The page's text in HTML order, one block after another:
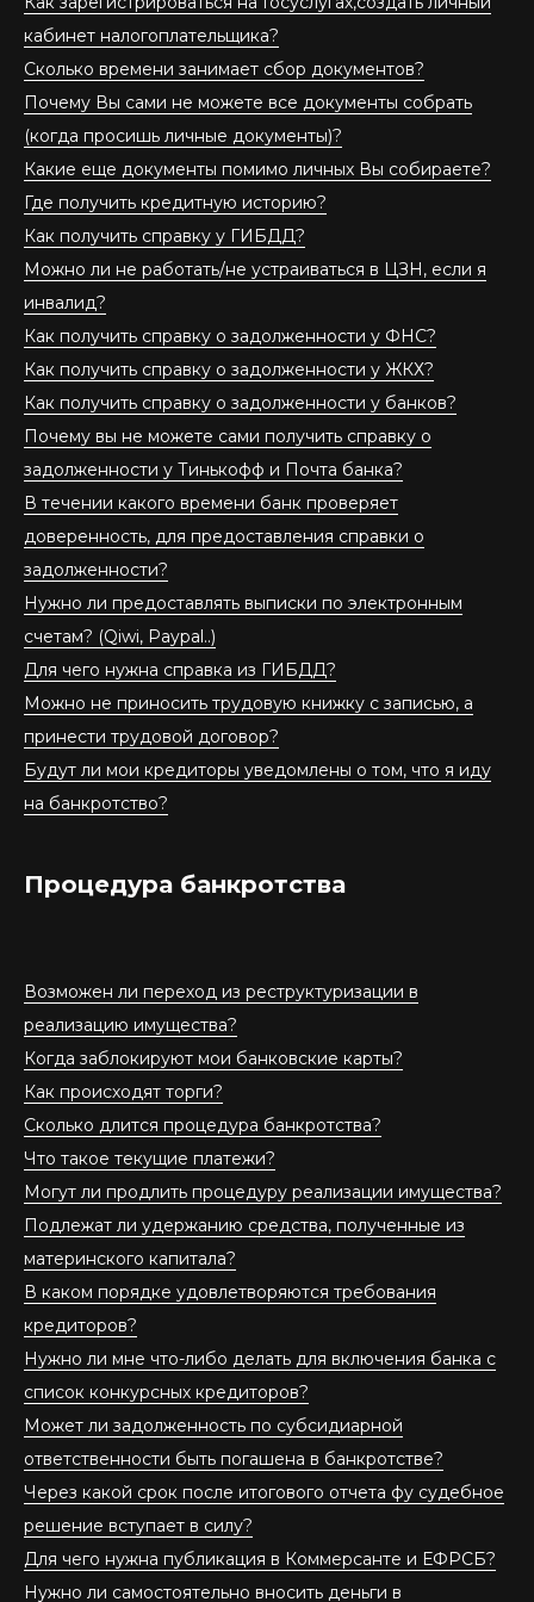
кабинет налогоплательщика?
Сколько времени занимает сбор документов?
Почему Вы сами не можете все документы собрать
(когда просишь личные документы)?
Какие еще документы помимо личных Вы собираете?
Где получить кредитную историю?
Как получить справку у ГИБДД?
Можно ли не работать/не устраиваться в ЦЗН, если я
инвалид?
Как получить справку о задолженности у ФНС?
Как получить справку о задолженности у ЖКХ?
Как получить справку о задолженности у банков?
Почему вы не можете сами получить справку о
задолженности у Тинькофф и Почта банка?
В течении какого времени банк проверяет
доверенность, для предоставления справки о
задолженности?
Нужно ли предоставлять выписки по электронным
счетам? (Qiwi, Paypal..)
Для чего нужна справка из ГИБДД?
Можно не приносить трудовую книжку с записью, а
принести трудовой договор?
Будут ли мои кредиторы уведомлены о том, что я иду
на банкротство?
Процедура банкротства
Возможен ли переход из реструктуризации в
реализацию имущества?
Когда заблокируют мои банковские карты?
Как происходят торги?
Сколько длится процедура банкротства?
Что такое текущие платежи?
Могут ли продлить процедуру реализации имущества?
Подлежат ли удержанию средства, полученные из
материнского капитала?
В каком порядке удовлетворяются требования
кредиторов?
Нужно ли мне что-либо делать для включения банка с
список конкурсных кредиторов?
Может ли задолженность по субсидиарной
ответственности быть погашена в банкротстве?
Через какой срок после итогового отчета фу судебное
решение вступает в силу?
Для чего нужна публикация в Коммерсанте и ЕФРСБ?
Нужно ли самостоятельно вносить деньги в